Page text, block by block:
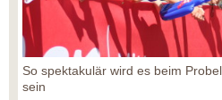
So spektakulär wird es beim
sein